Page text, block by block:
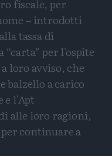
fiscale, per
– introdotti
tassa di
per l'ospite
loro avviso, che
balzello a carico
e l'Apt
alle loro ragioni,
continuare a